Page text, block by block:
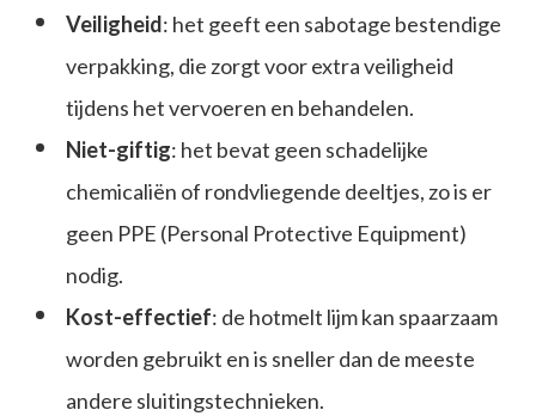
Veiligheid: het geeft een sabotage bestendige
verpakking, die zorgt voor extra veiligheid
tijdens het vervoeren en behandelen.
Niet-giftig: het bevat geen schadelijke
chemicaliën of rondvliegende deeltjes, zo is er
geen PPE (Personal Protective Equipment)
nodig.
Kost-effectief: de hotmelt lijm kan spaarzaam
worden gebruikt en is sneller dan de meeste
andere sluitingstechnieken.